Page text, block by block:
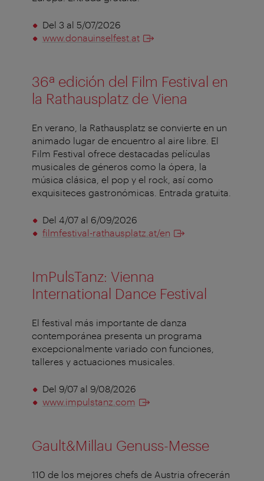
Del 3 al 5/07/2026
www.donauinselfest.at
36ª edición del Film Festival en
la Rathausplatz de Viena
En verano, la Rathausplatz se convierte en un
animado lugar de encuentro al aire libre. El
Film Festival ofrece destacadas películas
musicales de géneros como la ópera, la
música clásica, el pop y el rock, así como
exquisiteces gastronómicas. Entrada gratuita.
Del 4/07 al 6/09/2026
filmfestival-rathausplatz.at/en
ImPulsTanz: Vienna
International Dance Festival
El festival más importante de danza
contemporánea presenta un programa
excepcionalmente variado con funciones,
talleres y actuaciones musicales.
Del 9/07 al 9/08/2026
www.impulstanz.com
Gault&Millau Genuss-Messe
110 de los mejores chefs de Austria ofrecerán